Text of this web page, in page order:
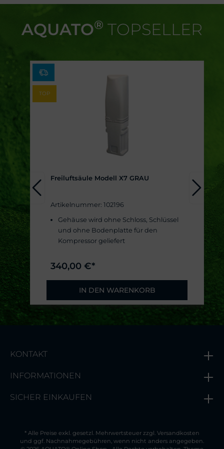
AQUATO® TOPSELLER
TOP
Freiluftsäule Modell X7 GRAU
Artikelnummer: 102196
Gehäuse wird ohne Schloss, Schlüssel
und ohne Bodenplatte für den
Kompressor geliefert
340,00 €*
IN DEN WARENKORB
KONTAKT
INFORMATIONEN
SICHER EINKAUFEN
* Alle Preise exkl. gesetzl. Mehrwertsteuer zzgl. Versandkosten
und ggf. Nachnahmegebühren, wenn nicht anders angegeben.